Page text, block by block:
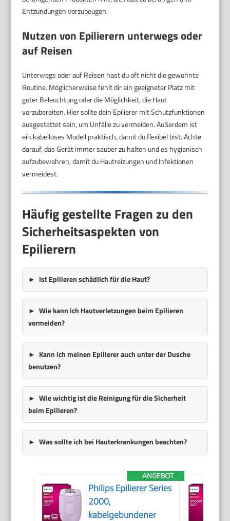
Entzündungen vorzubeugen.
Nutzen von Epilierern unterwegs oder
auf Reisen
Unterwegs oder auf Reisen hast du oft nicht die gewohnte
Routine. Möglicherweise fehlt dir ein geeigneter Platz mit
guter Beleuchtung oder die Möglichkeit, die Haut
vorzubereiten. Hier sollte dein Epilierer mit Schutzfunktionen
ausgestattet sein, um Unfälle zu vermeiden. Außerdem ist
ein kabelloses Modell praktisch, damit du flexibel bist. Achte
darauf, das Gerät immer sauber zu halten und es hygienisch
aufzubewahren, damit du Hautreizungen und Infektionen
vermeidest.
Häufig gestellte Fragen zu den
Sicherheitsaspekten von
Epilierern
Ist Epilieren schädlich für die Haut?
Wie kann ich Hautverletzungen beim Epilieren
vermeiden?
Kann ich meinen Epilierer auch unter der Dusche
benutzen?
Wie wichtig ist die Reinigung für die Sicherheit
beim Epilieren?
Was sollte ich bei Hauterkrankungen beachten?
ANGEBOT
Philips Epilierer Series
2000,
kabelgebundener